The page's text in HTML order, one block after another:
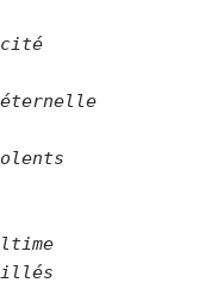
éternelle
ultime